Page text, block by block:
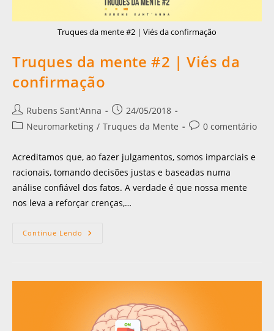
Truques da mente #2 | Viés da confirmação
Truques da mente #2 | Viés da
confirmação
Rubens Sant'Anna
24/05/2018
Neuromarketing / Truques da Mente 0 comentário
Acreditamos que, ao fazer julgamentos, somos imparciais e
racionais, tomando decisões justas e baseadas numa
análise confiável dos fatos. A verdade é que nossa mente
nos leva a reforçar crenças,…
Continue Lendo